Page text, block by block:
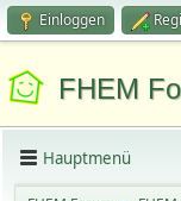
Einloggen
FHEM
Hauptmenü